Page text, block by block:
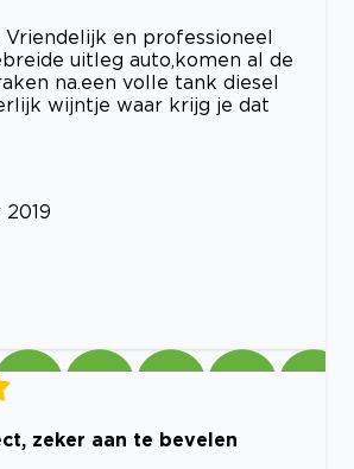
Vriendelijk en professioneel
uitleg auto,komen al de
na.een volle tank diesel
wijntje waar krijg je dat
zeker aan te bevelen